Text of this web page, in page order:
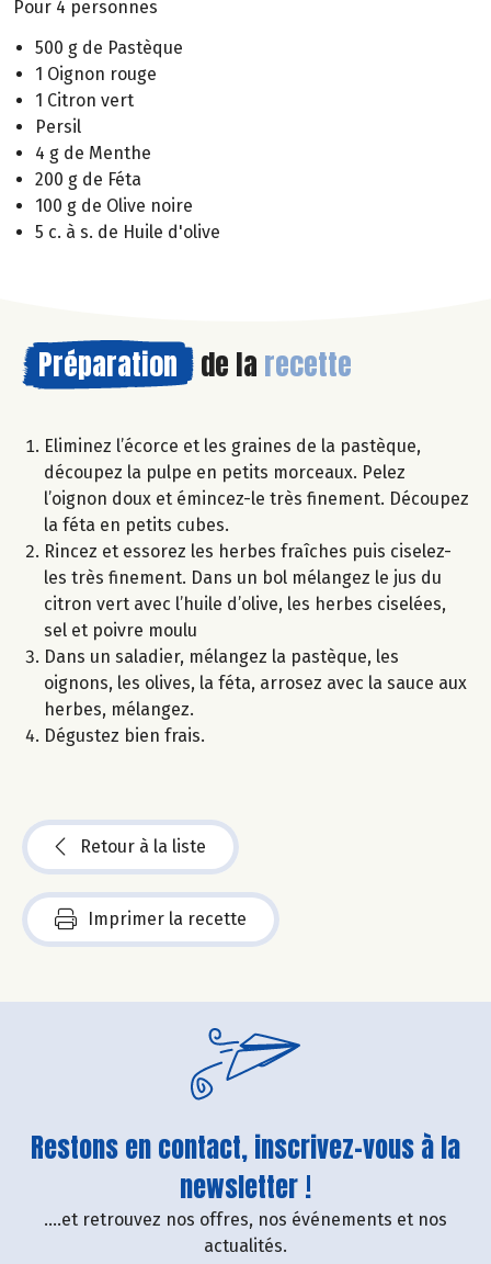
Pour 4 personnes
500 g de Pastèque
1 Oignon rouge
1 Citron vert
Persil
4 g de Menthe
200 g de Féta
100 g de Olive noire
5 c. à s. de Huile d'olive
Préparation de la recette
Eliminez l’écorce et les graines de la pastèque,
découpez la pulpe en petits morceaux. Pelez
l’oignon doux et émincez-le très finement. Découpez
la féta en petits cubes.
Rincez et essorez les herbes fraîches puis ciselez-
les très finement. Dans un bol mélangez le jus du
citron vert avec l’huile d’olive, les herbes ciselées,
sel et poivre moulu
Dans un saladier, mélangez la pastèque, les
oignons, les olives, la féta, arrosez avec la sauce aux
herbes, mélangez.
Dégustez bien frais.
Retour à la liste
Imprimer la recette
Restons en contact, inscrivez-vous à la
newsletter !
....et retrouvez nos offres, nos événements et nos
actualités.